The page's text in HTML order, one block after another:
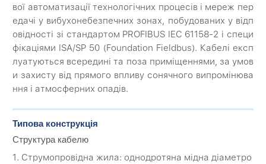
вої автоматизації технологічних процесів і мереж пер
едачі у вибухонебезпечних зонах, побудованих у відп
овідності зі стандартом PROFIBUS IEC 61158-2 і специ
фікаціями ISA/SP 50 (Foundation Fieldbus). Кабелі експ
луатуються всередині та поза приміщеннями, за умов
и захисту від прямого впливу сонячного випромінюва
ння і атмосферних опадів.
Типова конструкція
Структура кабелю
1. Струмопровідна жила: однодротяна мідна діаметро